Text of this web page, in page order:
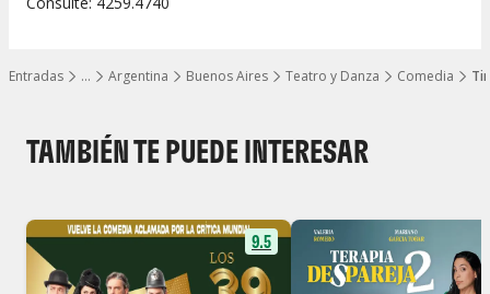
…
Mostrar todos los niveles
Entradas Argentina Buenos Aires Teatro y Danza Comedia
TAMBIÉN TE PUEDE INTERESAR
9.5